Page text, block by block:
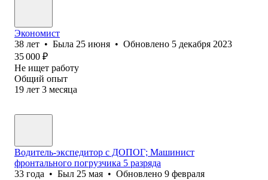
Экономист
38 лет • Была 25 июня • Обновлено 5 декабря 2023
35 000 ₽
Не ищет работу
Общий опыт
19 лет 3 месяца
Водитель-экспедитор с ДОПОГ; Машинист
фронтального погрузчика 5 разряда
33 года • Был 25 мая • Обновлено 9 февраля